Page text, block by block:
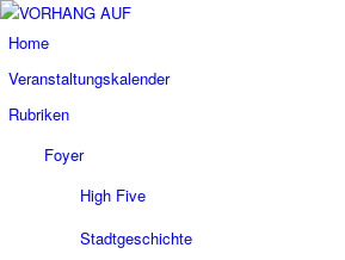
Home
Veranstaltungskalender
Rubriken
Foyer
High Five
Stadtgeschichte